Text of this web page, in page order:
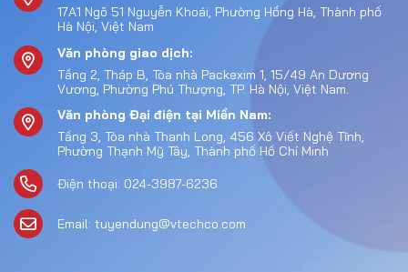
17A1 Ngõ 51 Nguyễn Khoái, Phường Hồng Hà, Thành phố
Hà Nội, Việt Nam
Văn phòng giao dịch:
Tầng 2, Tháp B, Tòa nhà Packexim 1, 15/49 An Dương
Vương, Phường Phú Thượng, TP. Hà Nội, Việt Nam.
Văn phòng Đại điện tại Miền Nam:
Tầng 3, Tòa nhà Thanh Long, 456 Xô Viết Nghệ Tĩnh,
Phường Thạnh Mỹ Tây, Thành phố Hồ Chí Minh
Điện thoại: 024-3987-6236
Email: tuyendung@vtechco.com